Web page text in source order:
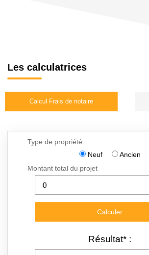
Les calculatrices
Calcul Frais de notaire